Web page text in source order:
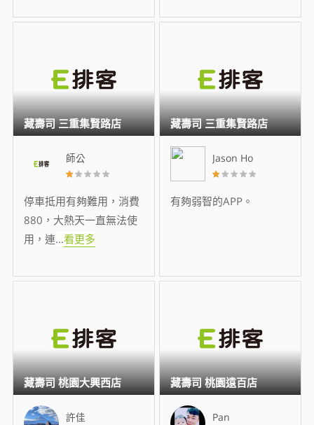
師公
停車抵用有夠難用，消費
880，大熱天一直無法使
用，連...看更多
藏壽司 三重集賢路店
Jason Ho
有夠弱智的APP。
藏壽司 三重集賢路店
許佳
藏壽司 桃園大興西店
Pan
藏壽司 桃園遠百店